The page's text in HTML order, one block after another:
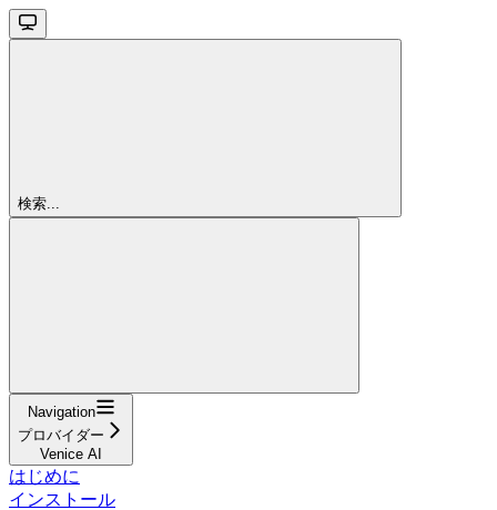
検索...
Navigation
プロバイダー
Venice AI
はじめに
インストール